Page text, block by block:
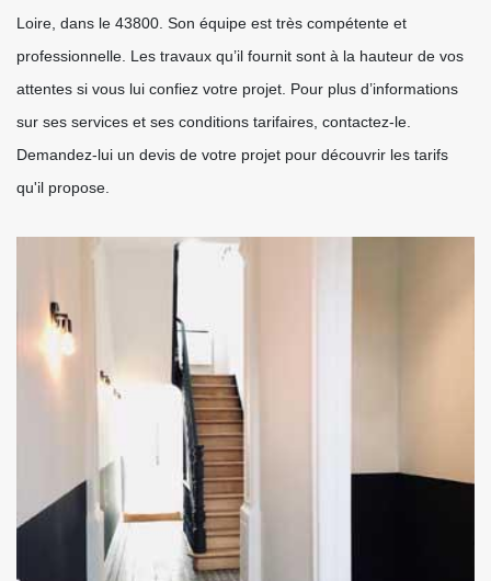
Loire, dans le 43800. Son équipe est très compétente et
professionnelle. Les travaux qu’il fournit sont à la hauteur de vos
attentes si vous lui confiez votre projet. Pour plus d’informations
sur ses services et ses conditions tarifaires, contactez-le.
Demandez-lui un devis de votre projet pour découvrir les tarifs
qu'il propose.